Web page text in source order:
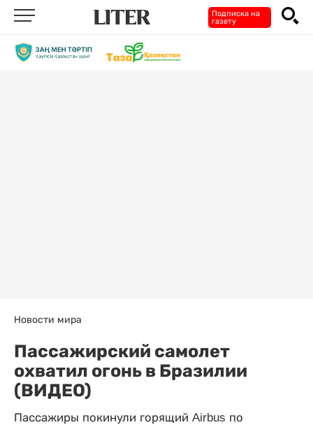
Подписка на
газету
Новости мира
Пассажирский самолет
охватил огонь в Бразилии
(ВИДЕО)
Пассажиры покинули горящий Airbus по